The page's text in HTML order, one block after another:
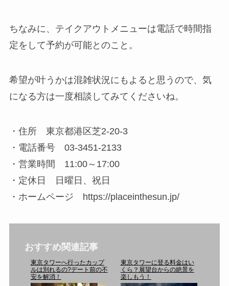
ちなみに、テイクアウトメニューは電話で時間指
定をして予約が可能とのこと。
希望が叶うかは混雑状況にもよると思うので、気
になる方は一度相談してみてくださいね。
・住所 東京都港区芝2-20-3
・電話番号 03-3451-2133
・営業時間 11:00～17:00
・定休日 日曜日、祝日
・ホームページ https://placeinthesun.jp/
おすすめ関連記事
東京タワーへ行ったカップ
ルは別れるの?デート前の不
安を解消！
東京タワーに登る料金はい
くら？展望台からの絶景を
楽しもう！